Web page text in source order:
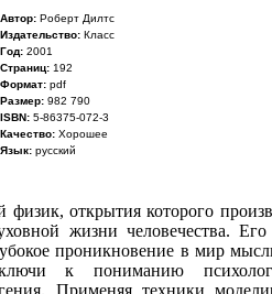
Автор: Роберт Дилтс
Издательство: Класс
Год: 2001
Cтраниц: 192
Формат: pdf
Размер: 982 790
ISBN: 5-86375-072-3
Качество: Хорошее
Язык: русский
открытия которого
жизни человечества.
проникновение в мир
к пониманию
Применяя техники